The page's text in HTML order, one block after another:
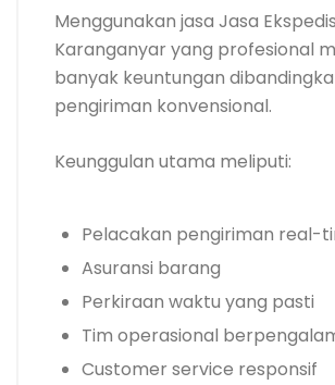
Menggunakan jasa Jasa
Karanganyar yang profesional
banyak keuntungan
pengiriman konvensional.
Keunggulan utama meliputi:
Pelacakan pengiriman real-
Asuransi barang
Perkiraan waktu yang pasti
Tim operasional
Customer service responsif